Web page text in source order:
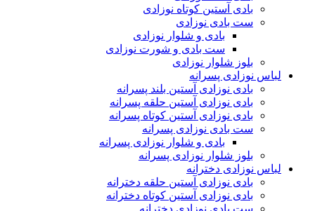
بادی آستین کوتاه نوزادی
ست بادی نوزادی
بادی و شلوار نوزادی
ست بادی و شورت نوزادی
بلوز شلوار نوزادی
لباس نوزادی پسرانه
بادی نوزادی آستین بلند پسرانه
بادی نوزادی آستین حلقه پسرانه
بادی نوزادی آستین کوتاه پسرانه
ست بادی نوزادی پسرانه
بادی و شلوار نوزادی پسرانه
بلوز شلوار نوزادی پسرانه
لباس نوزادی دخترانه
بادی نوزادی آستین حلقه دخترانه
بادی نوزادی آستین کوتاه دخترانه
ست بادی نوزادی دخترانه